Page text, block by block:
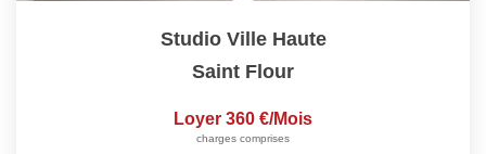
Studio Ville Haute
Saint Flour
Loyer 360 €/mois
charges comprises